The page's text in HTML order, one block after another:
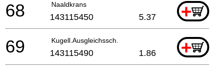
Naaldkrans +
68 143115450 5.37
Kugell.Ausgleichssch. +
69 143115490 1.86